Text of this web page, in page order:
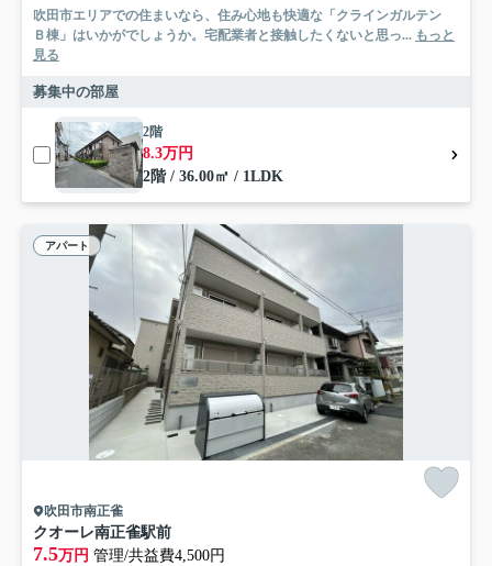
吹田市エリアでの住まいなら、住み心地も快適な「クラインガルテン
Ｂ棟」はいかがでしょうか。宅配業者と接触したくないと思っ... もっと
見る
募集中の部屋
2階
8.3万円
2階 / 36.00㎡ / 1LDK
アパート
吹田市南正雀
クオーレ南正雀駅前
7.5万円 管理/共益費4,500円